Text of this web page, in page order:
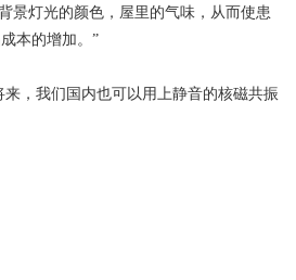
景灯光的颜色，屋里的气味，从而使患
本的增加。”
，我们国内也可以用上静音的核磁共振